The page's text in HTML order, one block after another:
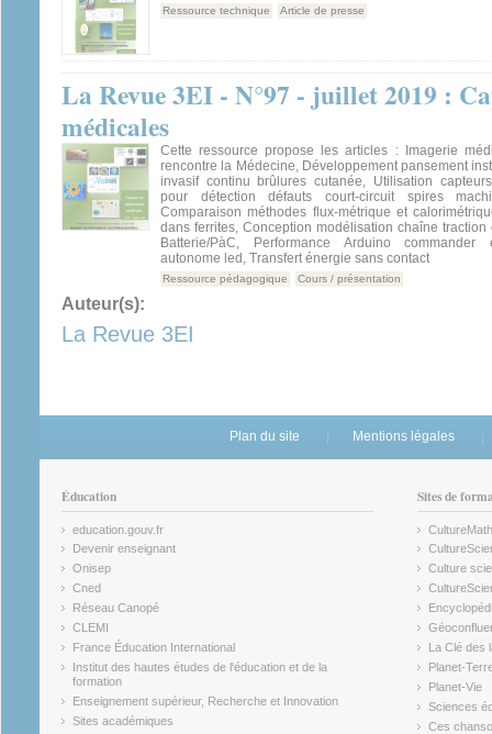
Ressource technique Article de presse
La Revue 3EI - N°97 - juillet 2019 :
médicales
Cette ressource propose les articles : Imagerie
rencontre la Médecine, Développement pansement
invasif continu brûlures cutanée, Utilisation
pour détection défauts court-circuit spires
Comparaison méthodes flux-métrique et
dans ferrites, Conception modélisation chaîne
Batterie/PàC, Performance Arduino commander
autonome led, Transfert énergie sans contact
Ressource pédagogique Cours / présentation
Auteur(s):
La Revue 3EI
Plan du site Mentions légales
Éducation
education.gouv.fr
(link is external)
Devenir enseignant
(link is external)
Onisep
(link is external)
Cned
(link is external)
Réseau Canopé
(link is external)
CLEMI
(link is external)
France Éducation International
(link is external)
Institut des hautes études de l'éducation et de la
formation
(link is external)
Enseignement supérieur, Recherche et Innovation
(link is external)
Sites académiques
Sites de
CultureMath
(link is
(link is
Culture
(link is
(link is
(link is
La Clé des
(link is
Planet-
(link is
Planet-Vie
(link is
Sciences
(link is
Ces